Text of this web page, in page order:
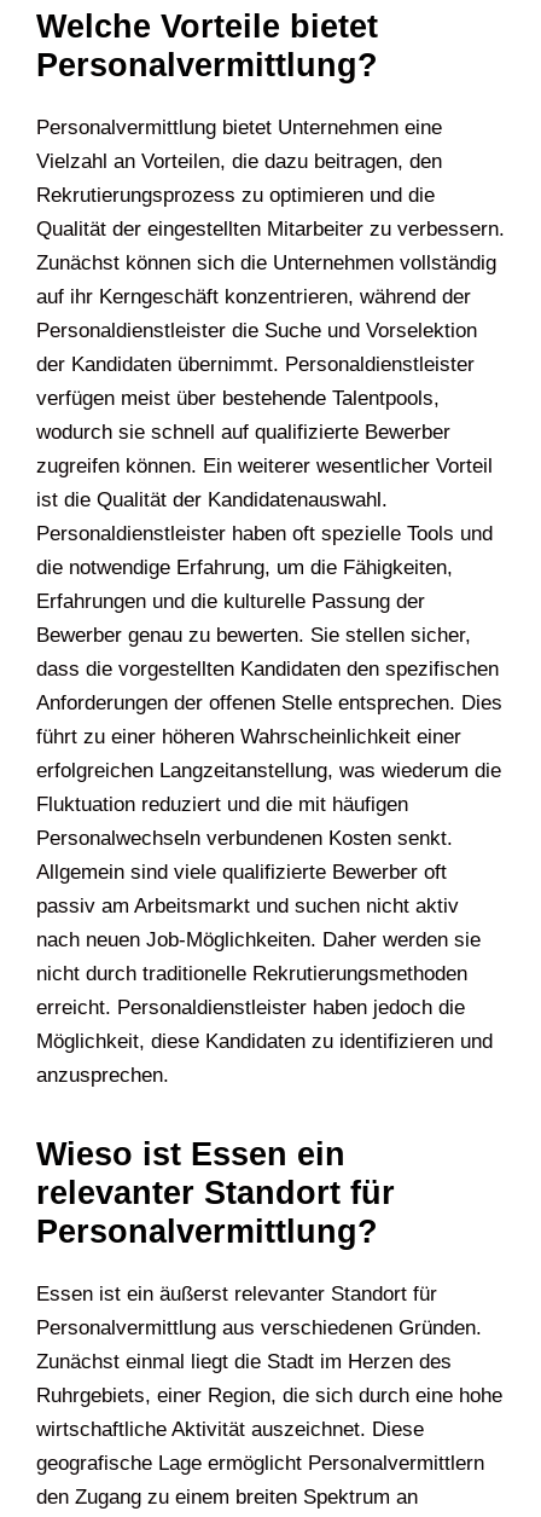
Welche Vorteile bietet
Personalvermittlung?
Personalvermittlung bietet Unternehmen eine
Vielzahl an Vorteilen, die dazu beitragen, den
Rekrutierungsprozess zu optimieren und die
Qualität der eingestellten Mitarbeiter zu verbessern.
Zunächst können sich die Unternehmen vollständig
auf ihr Kerngeschäft konzentrieren, während der
Personaldienstleister die Suche und Vorselektion
der Kandidaten übernimmt. Personaldienstleister
verfügen meist über bestehende Talentpools,
wodurch sie schnell auf qualifizierte Bewerber
zugreifen können. Ein weiterer wesentlicher Vorteil
ist die Qualität der Kandidatenauswahl.
Personaldienstleister haben oft spezielle Tools und
die notwendige Erfahrung, um die Fähigkeiten,
Erfahrungen und die kulturelle Passung der
Bewerber genau zu bewerten. Sie stellen sicher,
dass die vorgestellten Kandidaten den spezifischen
Anforderungen der offenen Stelle entsprechen. Dies
führt zu einer höheren Wahrscheinlichkeit einer
erfolgreichen Langzeitanstellung, was wiederum die
Fluktuation reduziert und die mit häufigen
Personalwechseln verbundenen Kosten senkt.
Allgemein sind viele qualifizierte Bewerber oft
passiv am Arbeitsmarkt und suchen nicht aktiv
nach neuen Job-Möglichkeiten. Daher werden sie
nicht durch traditionelle Rekrutierungsmethoden
erreicht. Personaldienstleister haben jedoch die
Möglichkeit, diese Kandidaten zu identifizieren und
anzusprechen.
Wieso ist Essen ein
relevanter Standort für
Personalvermittlung?
Essen ist ein äußerst relevanter Standort für
Personalvermittlung aus verschiedenen Gründen.
Zunächst einmal liegt die Stadt im Herzen des
Ruhrgebiets, einer Region, die sich durch eine hohe
wirtschaftliche Aktivität auszeichnet. Diese
geografische Lage ermöglicht Personalvermittlern
den Zugang zu einem breiten Spektrum an